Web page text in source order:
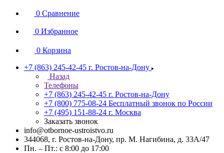
0 Сравнение
0 Избранное
0 Корзина
+7 (863) 245-42-45 г. Ростов-на-Дону
Назад
Телефоны
+7 (863) 245-42-45 г. Ростов-на-Дону
+7 (800) 775-08-24 Бесплатный звонок по России
+7 (495) 151-88-24 г. Москва
Заказать звонок
info@otbornoe-ustroistvo.ru
344068, г. Ростов-на-Дону, пр. М. Нагибина, д. 33А/47
Пн. – Пт.: с 8:00 до 17:00